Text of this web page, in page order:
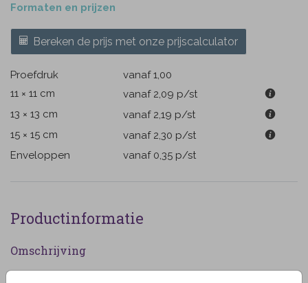
Formaten en prijzen
Bereken de prijs met onze prijscalculator
Proefdruk
vanaf 1,00
11 × 11 cm
vanaf 2,09 p/st
13 × 13 cm
vanaf 2,19 p/st
15 × 15 cm
vanaf 2,30 p/st
Enveloppen
vanaf 0,35 p/st
Productinformatie
Omschrijving